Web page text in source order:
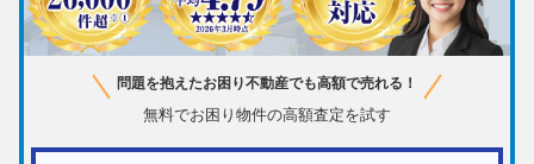
問題を抱えたお困り不動産でも高額で売れる！
無料でお困り物件の高額査定を試す